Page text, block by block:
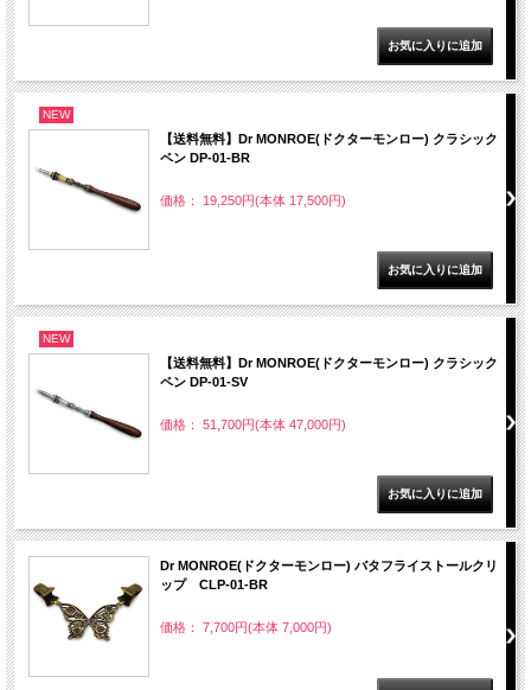
NEW
【送料無料】Dr MONROE(ドクターモンロー) クラシック
ペン DP-01-BR
価格： 19,250円(本体 17,500円)
NEW
【送料無料】Dr MONROE(ドクターモンロー) クラシック
ペン DP-01-SV
価格： 51,700円(本体 47,000円)
Dr MONROE(ドクターモンロー) バタフライストールクリ
ップ CLP-01-BR
価格： 7,700円(本体 7,000円)